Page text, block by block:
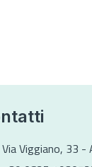
Via Viggiano, 33 -